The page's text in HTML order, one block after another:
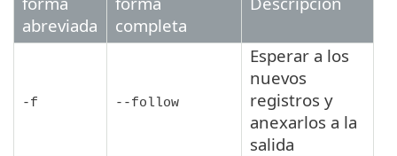
abreviada
completa
-f --follow
Esperar a los
nuevos
registros y
anexarlos a la
salida